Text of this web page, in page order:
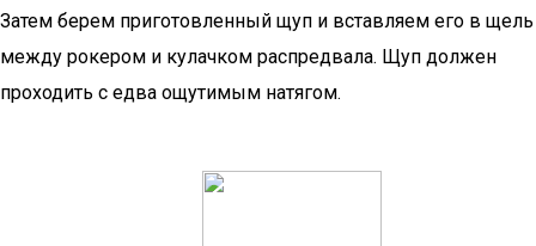
Затем берем приготовленный щуп и вставляем его в щель
между рокером и кулачком распредвала. Щуп должен
проходить с едва ощутимым натягом.